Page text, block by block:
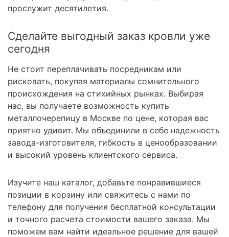
прослужит десятилетия.
Сделайте выгодный заказ кровли уже
сегодня
Не стоит переплачивать посредникам или
рисковать, покупая материалы сомнительного
происхождения на стихийных рынках. Выбирая
нас, вы получаете возможность купить
металлочерепицу в Москве по цене, которая вас
приятно удивит. Мы объединили в себе надежность
завода-изготовителя, гибкость в ценообразовании
и высокий уровень клиентского сервиса.
Изучите наш каталог, добавьте понравившиеся
позиции в корзину или свяжитесь с нами по
телефону для получения бесплатной консультации
и точного расчета стоимости вашего заказа. Мы
поможем вам найти идеальное решение для вашей